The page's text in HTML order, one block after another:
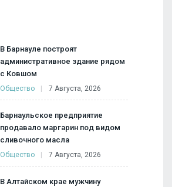
В Барнауле построят
административное здание рядом
с Ковшом
Общество 7 Августа, 2026
Барнаульское предприятие
продавало маргарин под видом
сливочного масла
Общество 7 Августа, 2026
В Алтайском крае мужчину